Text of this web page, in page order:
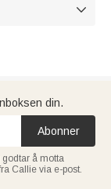

din.
Abonner
godtar å motta
Callie via e-post.